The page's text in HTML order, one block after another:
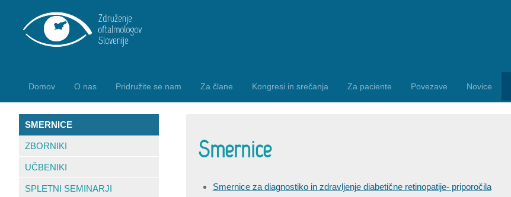
Domov O nas Pridružite se nam Za člane Kongresi in srečanja Za paciente Povezave Novice
SMERNICE
ZBORNIKI
UČBENIKI
SPLETNI SEMINARJI
Smernice
Smernice za diagnostiko in zdravljenje diabetične retinopatije- priporočila